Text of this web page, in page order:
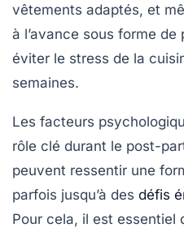
vêtements adaptés, et
à l’avance sous forme
éviter le stress de la
semaines.
Les facteurs
rôle clé durant le post-
peuvent ressentir une
parfois jusqu’à des défis
Pour cela, il est essentiel